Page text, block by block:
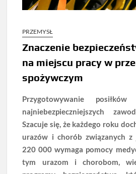
PRZEMYSŁ
Znaczenie
na miejscu pracy w
spożywczym
Przygotowywanie
najniebezpieczniejszych
Szacuje się, że każdego roku
urazów i chorób związanych z
220 000 wymaga pomocy
tym urazom i chorobom,